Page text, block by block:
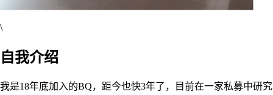
\
自我介绍
我是18年底加入的BQ，距今也快3年了，目前在一家私募中研